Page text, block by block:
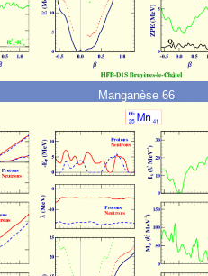
Manganèse 66